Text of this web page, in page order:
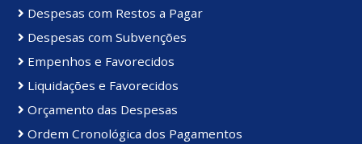
Despesas com Restos a Pagar
Despesas com Subvenções
Empenhos e Favorecidos
Liquidações e Favorecidos
Orçamento das Despesas
Ordem Cronológica dos Pagamentos